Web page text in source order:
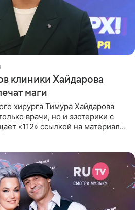
клиники Хайдарова
маги
хирурга Тимура Хайдарова
врачи, но и эзотерики с
«112» ссылкой на материалы